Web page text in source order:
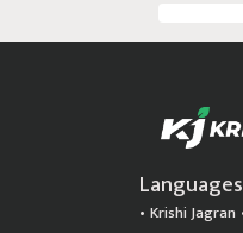
Languages
Krishi Jagran